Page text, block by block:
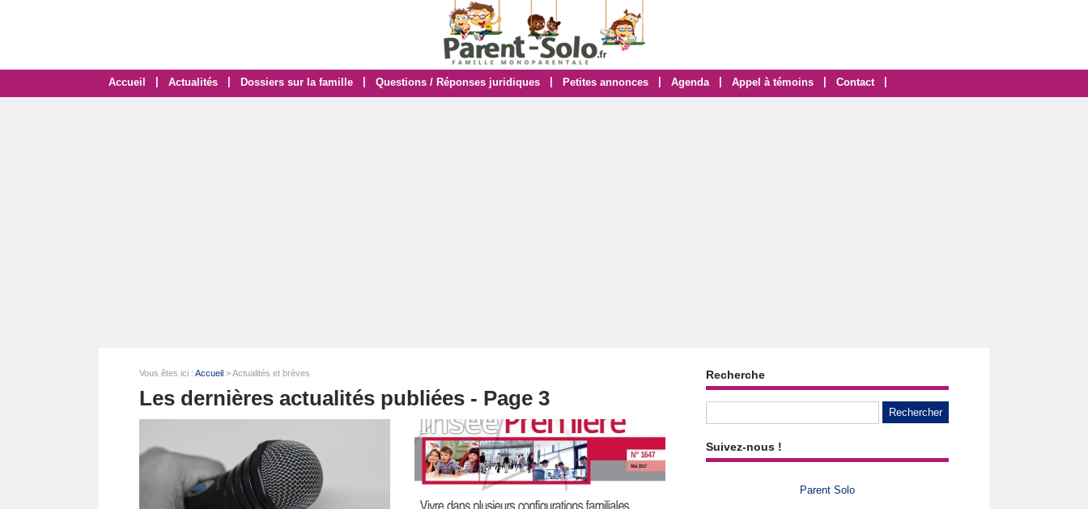
Accueil Actualités Dossiers sur la famille Questions / Réponses juridiques Petites annonces Agenda Appel à témoins Contact
Vous êtes ici : Accueil > Actualités et brèves
Les dernières actualités publiées - Page 3
Recherche
Suivez-nous !
Parent Solo